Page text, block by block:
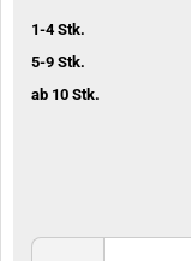
1-4 Stk.
5-9 Stk.
ab 10 Stk.